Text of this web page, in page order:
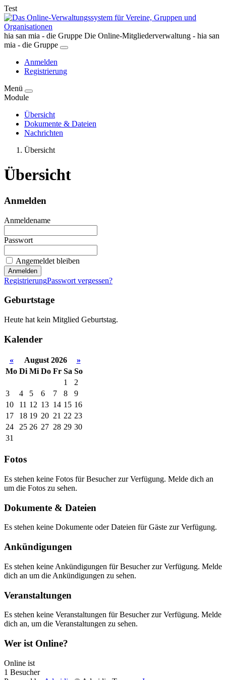
Test
hia san mia - die Gruppe Die Online-Mitgliederverwaltung - hia san
mia - die Gruppe
Anmelden
Registrierung
Menü
Module
Übersicht
Dokumente & Dateien
Nachrichten
Übersicht
Übersicht
Anmelden
Anmeldename
Passwort
Angemeldet bleiben
Anmelden
RegistrierungPasswort vergessen?
Geburtstage
Heute hat kein Mitglied Geburtstag.
Kalender
« August 2026
»
Mo Di Mi Do Fr Sa So
1
2
3
4 5 6 7 8
9
10
11 12 13 14 15 16
17
18 19 20 21 22 23
24
25 26 27 28 29 30
31
Fotos
Es stehen keine Fotos für Besucher zur Verfügung. Melde dich an
um die Fotos zu sehen.
Dokumente & Dateien
Es stehen keine Dokumente oder Dateien für Gäste zur Verfügung.
Ankündigungen
Es stehen keine Ankündigungen für Besucher zur Verfügung. Melde
dich an um die Ankündigungen zu sehen.
Veranstaltungen
Es stehen keine Veranstaltungen für Besucher zur Verfügung. Melde
dich an, um die Veranstaltungen zu sehen.
Wer ist Online?
Online ist
1 Besucher